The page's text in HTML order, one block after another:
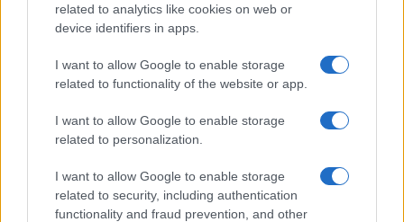
related to analytics like cookies on web or
device identifiers in apps.
I want to allow Google to enable storage
related to functionality of the website or app.
I want to allow Google to enable storage
related to personalization.
I want to allow Google to enable storage
related to security, including authentication
functionality and fraud prevention, and other
NEWS